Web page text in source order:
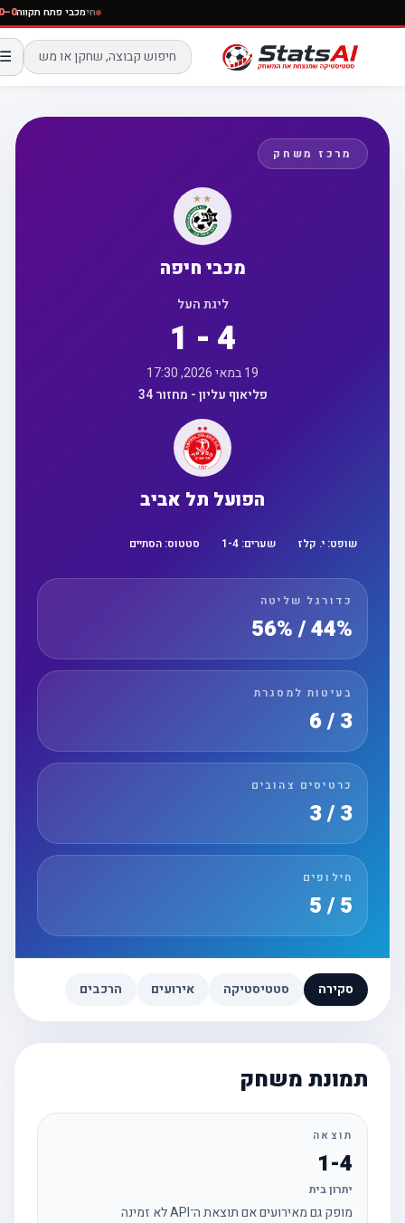
חימכבי פתח
☰
מרכז משחק
מכבי חיפה
ליגת העל
1 - 4
19 במאי 2026, 17:30
פליאוף עליון - מחזור 34
הפועל תל אביב
שופט:י. קלז שערים: 1 -4 סטטוס:הסתיים
כדורגל שליטה
44% / 56%
בעיטות למסגרת
3 / 6
כרטיסים צהובים
3 / 3
חילופים
סקירה סטטיסטיקה אירועים הרכבים
תמונת משחק
תוצאה
1-4
יתרון בית
מופק גם מאירועים אם תוצאת ה־API לא זמינה